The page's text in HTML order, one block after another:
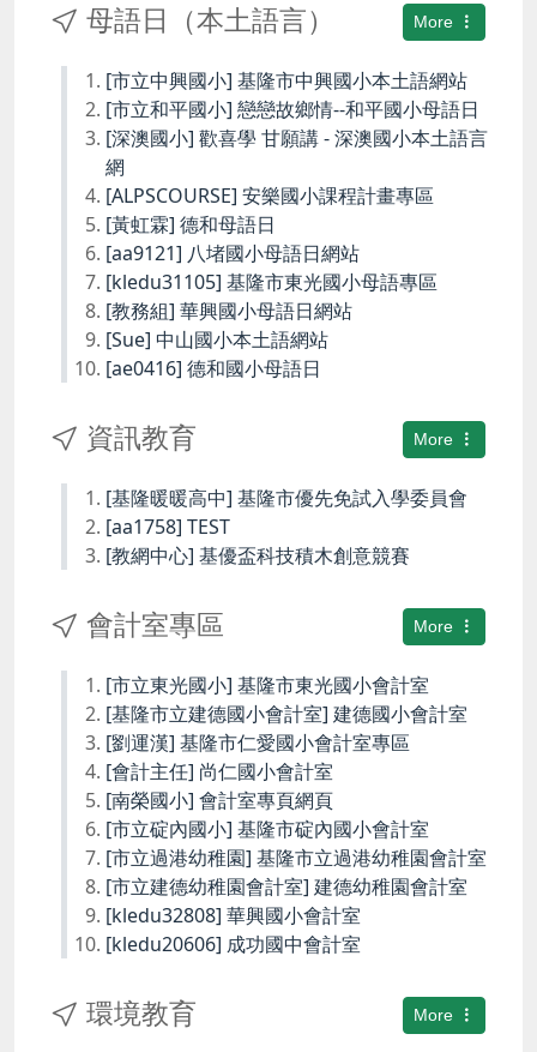
More
母語日（本土語言）
[市立中興國小] 基隆市中興國小本土語網站
[市立和平國小] 戀戀故鄉情--和平國小母語日
[深澳國小] 歡喜學 甘願講 - 深澳國小本土語言
網
[ALPSCOURSE] 安樂國小課程計畫專區
[黃虹霖] 德和母語日
[aa9121] 八堵國小母語日網站
[kledu31105] 基隆市東光國小母語專區
[教務組] 華興國小母語日網站
[Sue] 中山國小本土語網站
[ae0416] 德和國小母語日
More
資訊教育
[基隆暖暖高中] 基隆市優先免試入學委員會
[aa1758] TEST
[教網中心] 基優盃科技積木創意競賽
More
會計室專區
[市立東光國小] 基隆市東光國小會計室
[基隆市立建德國小會計室] 建德國小會計室
[劉運漢] 基隆市仁愛國小會計室專區
[會計主任] 尚仁國小會計室
[南榮國小] 會計室專頁網頁
[市立碇內國小] 基隆市碇內國小會計室
[市立過港幼稚園] 基隆市立過港幼稚園會計室
[市立建德幼稚園會計室] 建德幼稚園會計室
[kledu32808] 華興國小會計室
[kledu20606] 成功國中會計室
More
環境教育